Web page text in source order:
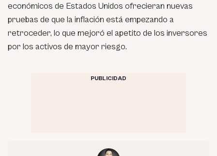
económicos de Estados Unidos ofrecieran nuevas
pruebas de que la inflación está empezando a
retroceder, lo que mejoró el apetito de los inversores
por los activos de mayor riesgo.
PUBLICIDAD